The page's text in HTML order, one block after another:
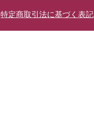
特定商取引法に基づく表記